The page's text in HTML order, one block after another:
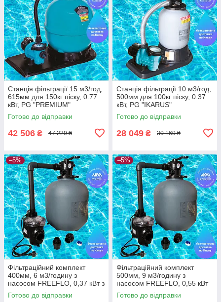
Станція фільтрації 15 м3/год,
615мм для 150кг піску, 0.77
кВт, PG "PREMIUM"
Готово до відправки
42 506 ₴ 47 229 ₴
Станція фільтрації 10 м3/год,
500мм для 100кг піску, 0.37
кВт, PG "IKARUS"
Готово до відправки
28 049 ₴ 30 160 ₴
–5%
Фільтраційний комплект
400мм, 6 м3/годину з
насосом FREEFLO, 0,37 кВт з
підставкою
Готово до відправки
–5%
Фільтраційний комплект
500мм, 9 м3/годину з
насосом FREEFLO, 0,55 кВт
без підставки
Готово до відправки